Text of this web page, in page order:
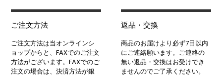
ご注文方法
ご注文方法は当オンラインシ
ョップからと、FAXでのご注文
方法がございます。FAXでのご
注文の場合は、決済方法が銀
返品・交換
商品のお届けより必ず7日以内
にご連絡願います。ご連絡の
無い返品・交換はお受けでき
ませんのでご了承ください。